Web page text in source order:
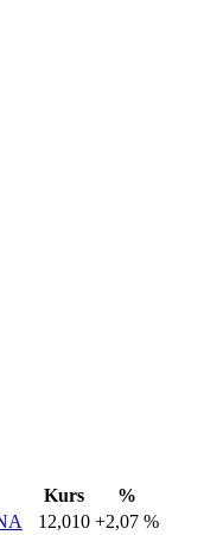
Kurs
%
12,010 +2,07 %